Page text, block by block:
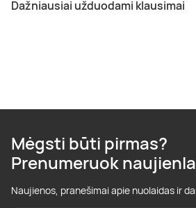
Dažniausiai užduodami klausimai
Mėgsti būti pirmas?
Prenumeruok
Naujienos, pranešimai apie nuolaidas ir